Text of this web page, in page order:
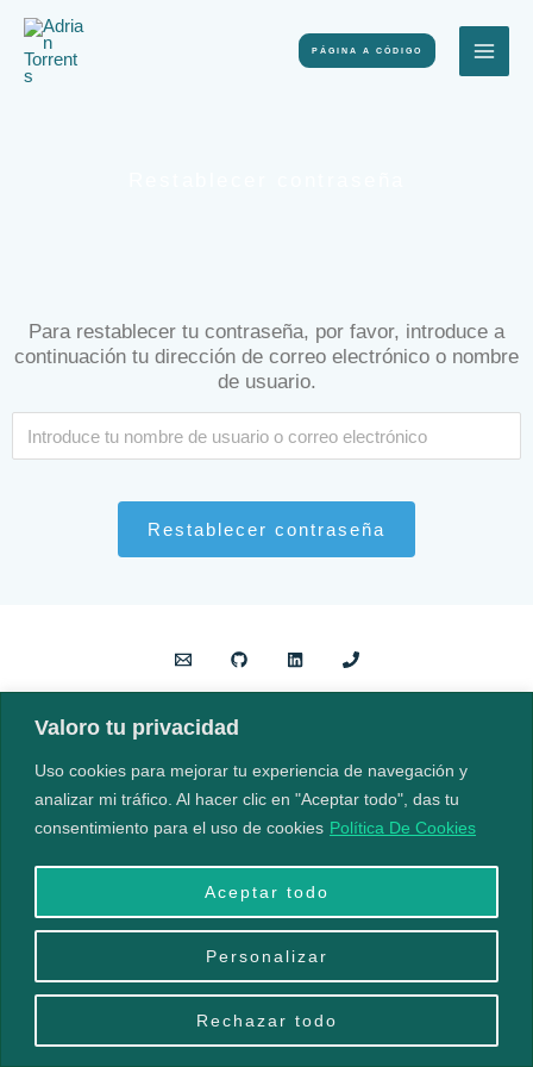
Valoro tu privacidad
Uso cookies para mejorar tu experiencia de navegación y
analizar mi tráfico. Al hacer clic en "Aceptar todo", das tu
consentimiento para el uso de cookies Política De Cookies
Personalizar
Rechazar todo
Aceptar todo
Contenido
PÁGINA A CÓDIGO
Para restablecer tu contraseña, por favor, introduce a
continuación tu dirección de correo electrónico o nombre
de usuario.
Información
Aviso Legal
Copyright © 2026 Adrian Torrents | Powered by Adrian Torrents
Adrián Torrents López